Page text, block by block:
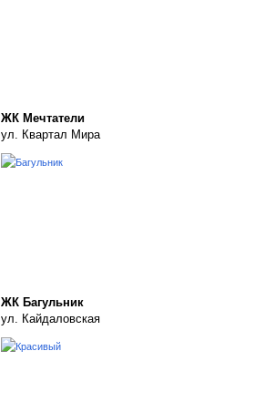
ЖК Мечтатели
ул. Квартал Мира
ЖК Багульник
ул. Кайдаловская